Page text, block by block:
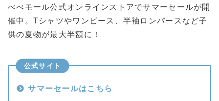
べべモール公式オンラインストアでサマーセールが開
催中。Tシャツやワンピース、半袖ロンパースなど子
供の夏物が最大半額に！
公式サイト
サマーセールはこちら